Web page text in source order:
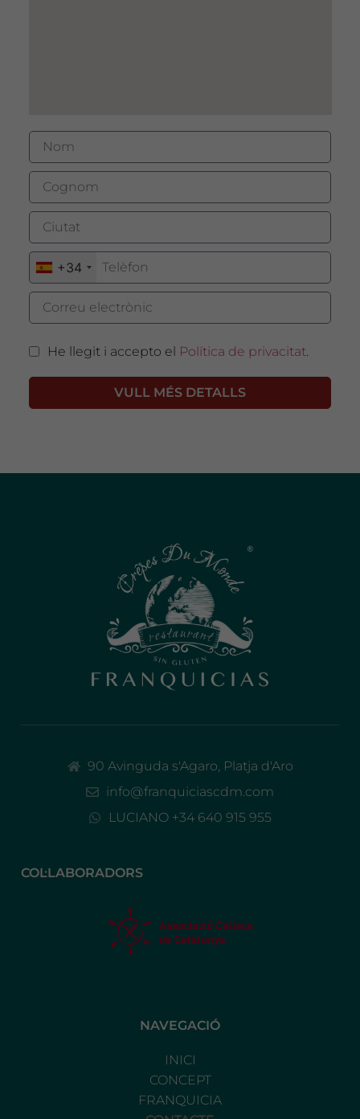
+34
He llegit i accepto el Política de privacitat
VULL MÉS DETALLS
COL·LABORADORS
90 Avinguda s'Agaro, Platja d'Aro
info@franquiciascdm.com
LUCIANO +34 640 915 955
NAVEGACIÓ
INICI
CONCEPT
FRANQUICIA